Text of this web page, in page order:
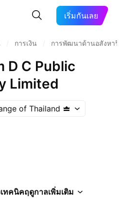
เริ่มกันเลย
การเงิน การพัฒนาด้านอสังหา
D C Public
Limited
of Thailand
ทคนิคฤดูกาลเพิ่มเติม